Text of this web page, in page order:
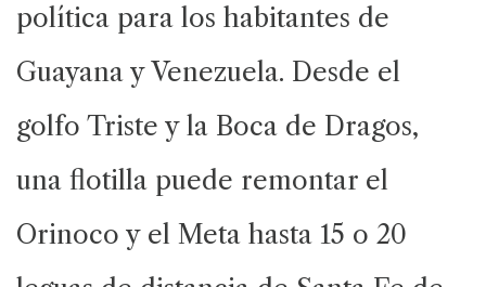
política para los habitantes de
Guayana y Venezuela. Desde el
golfo Triste y la Boca de Dragos,
una flotilla puede remontar el
Orinoco y el Meta hasta 15 o 20